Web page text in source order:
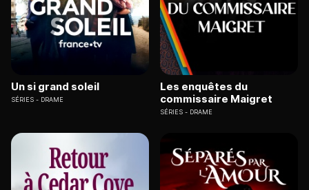
Un si grand soleil
SÉRIES DRAME
Les enquêtes du
commissaire Maigret
SÉRIES DRAME